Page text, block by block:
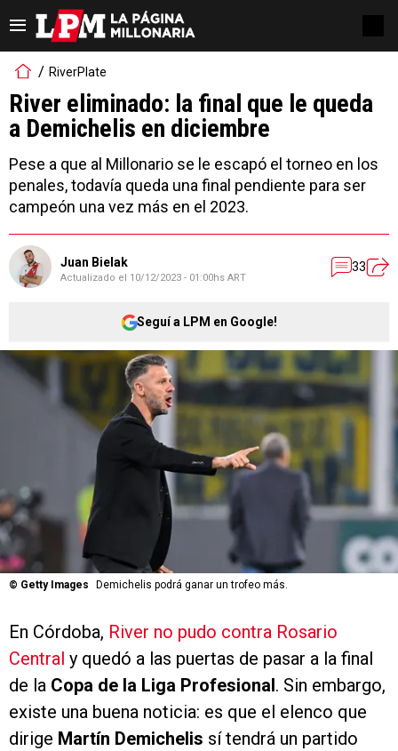
RiverPlate
River eliminado: la final que le queda
a Demichelis en diciembre
Pese a que al Millonario se le escapó el torneo en los
penales, todavía queda una final pendiente para ser
campeón una vez más en el 2023.
Juan Bielak
Actualizado el 10/12/2023 - 01:00hs ART
33
Seguí a LPM en Google!
© Getty Images Demichelis podrá ganar un trofeo más.
En Córdoba, River no pudo contra Rosario
Central y quedó a las puertas de pasar a la final
de la Copa de la Liga Profesional . Sin embargo,
existe una buena noticia: es que el elenco que
dirige Martín Demichelis sí tendrá un partido